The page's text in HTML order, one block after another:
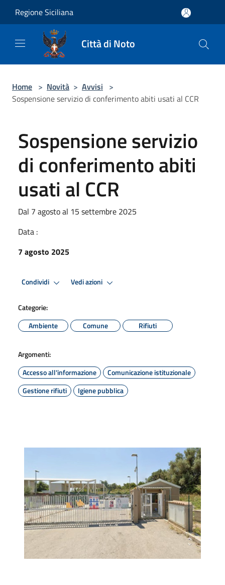
Regione Siciliana
Città di Noto
Home > Novità > Avvisi >
Sospensione servizio di conferimento abiti usati al CCR
Sospensione servizio
di conferimento abiti
usati al CCR
Dal 7 agosto al 15 settembre 2025
Data :
7 agosto 2025
Condividi Vedi azioni
Categorie:
Ambiente
Comune Rifiuti
Argomenti:
Accesso all'informazione
Comunicazione istituzionale
Gestione rifiuti
Igiene pubblica